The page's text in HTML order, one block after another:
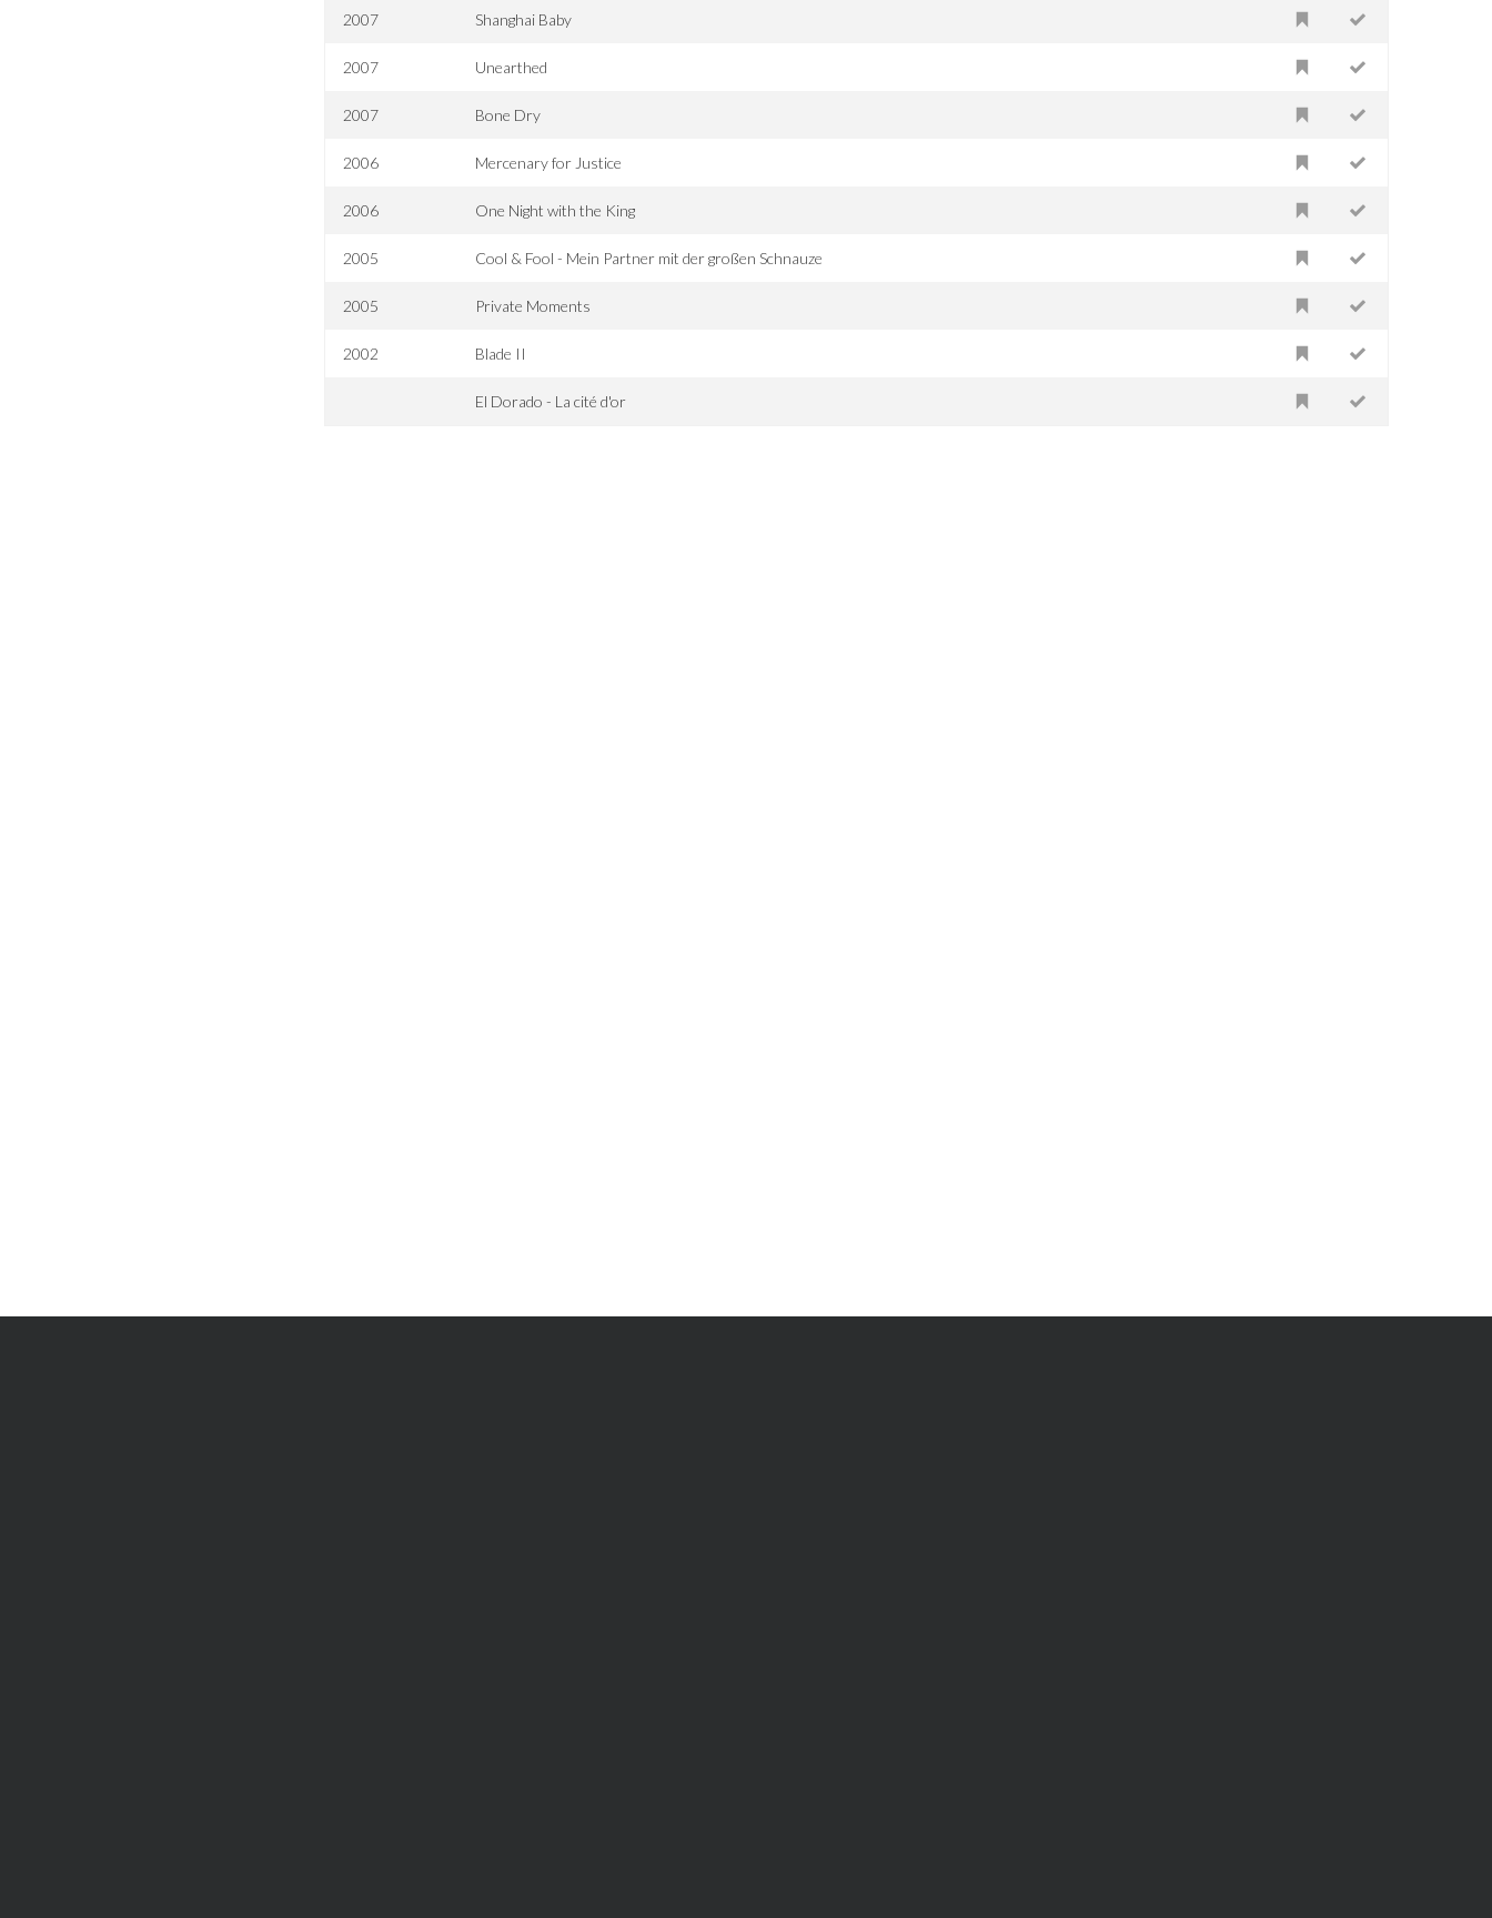
2007 Shanghai Baby
2007 Unearthed
2007 Bone Dry
2006 Mercenary for Justice
2006 One Night with the King
2005 Cool & Fool - Mein Partner mit der großen Schnauze
2005 Private Moments
2002 Blade II
El Dorado - La cité d'or